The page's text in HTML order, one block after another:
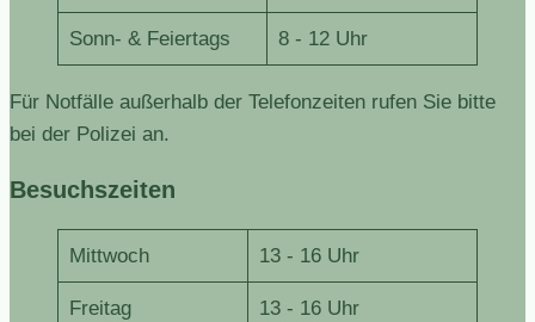
Sonn- & Feiertags 8 - 12 Uhr
Für Notfälle außerhalb der Telefonzeiten rufen Sie bitte
bei der Polizei an.
Besuchszeiten
Mittwoch 13 - 16 Uhr
Freitag 13 - 16 Uhr